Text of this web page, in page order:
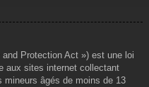
Protection Act ») est une loi
aux sites internet collectant
mineurs âgés de moins de 13